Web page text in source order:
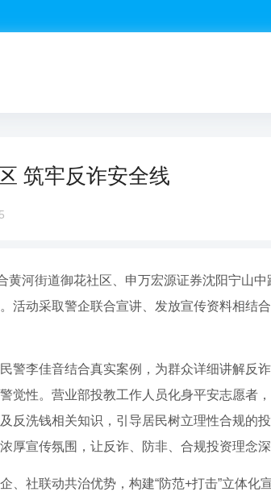
筑牢反诈安全线
黄河街道御花社区、申万宏源证券沈阳宁山
活动采取警企联合宣讲、发放宣传资料相结
警李佳音结合真实案例，为群众详细讲解反
觉性。营业部投教工作人员化身平安志愿者
反洗钱相关知识，引导居民树立理性合规的
厚宣传氛围，让反诈、防非、合规投资理念深
、社联动共治优势，构建“防范+打击”立体